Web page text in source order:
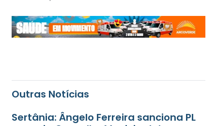
Outras Notícias
Sertânia: Ângelo Ferreira sanciona PL